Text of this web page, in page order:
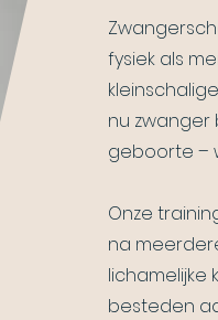
fysiek als
nu
geboorte –
Onze
na
besteden